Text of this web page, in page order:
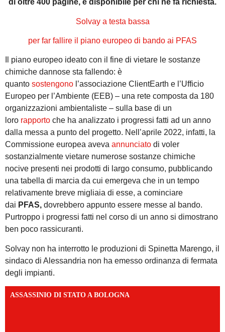
di oltre 400 pagine, è disponibile per chi ne fa richiesta.
Solvay a testa bassa
per far fallire il piano europeo di bando ai PFAS
Il piano europeo ideato con il fine di vietare le sostanze
chimiche dannose sta fallendo: è
quanto sostengono l’associazione ClientEarth e l’Ufficio
Europeo per l’Ambiente (EEB) – una rete composta da 180
organizzazioni ambientaliste – sulla base di un
loro rapporto che ha analizzato i progressi fatti ad un anno
dalla messa a punto del progetto. Nell’aprile 2022, infatti, la
Commissione europea aveva annunciato di voler
sostanzialmente vietare numerose sostanze chimiche
nocive presenti nei prodotti di largo consumo, pubblicando
una tabella di marcia da cui emergeva che in un tempo
relativamente breve migliaia di esse, a cominciare
dai PFAS, dovrebbero appunto essere messe al bando.
Purtroppo i progressi fatti nel corso di un anno si dimostrano
ben poco rassicuranti.
Solvay non ha interrotto le produzioni di Spinetta Marengo, il
sindaco di Alessandria non ha emesso ordinanza di fermata
degli impianti.
ASSASSINIO DI STATO A BOLOGNA